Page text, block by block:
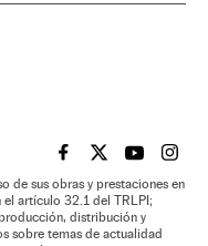
EL PAÍS BRASIL EN
EL PAÍSEL PAÍS
EL
de sus obras y prestaciones en
el artículo 32.1 del TRLPI;
distribución y
sobre temas de actualidad